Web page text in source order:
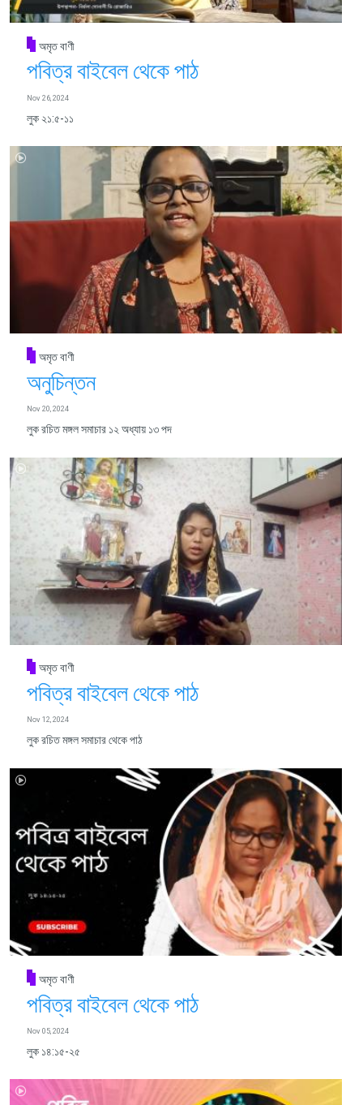
অমৃত বাণী
পবিত্র বাইবেল থেকে পাঠ
Nov 26, 2024
লুক ২১:৫-১১
অমৃত বাণী
অনুচিন্তন
Nov 20, 2024
লুক রচিত মঙ্গল সমাচার ১২ অধ্যায় ১৩ পদ
অমৃত বাণী
পবিত্র বাইবেল থেকে পাঠ
Nov 12, 2024
লুক রচিত মঙ্গল সমাচার থেকে পাঠ
অমৃত বাণী
পবিত্র বাইবেল থেকে পাঠ
Nov 05, 2024
লুক ১৪:১৫-২৫